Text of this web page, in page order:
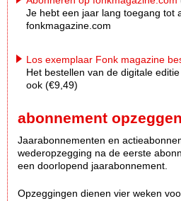
Je hebt een jaar lang toegang tot
fonkmagazine.com
Los exemplaar Fonk magazine
Het bestellen van de digitale
ook (€9,49)
abonnement opzeggen
Jaarabonnementen en
wederopzegging na de eerste
een doorlopend jaarabonnement.
Opzeggingen dienen vier weken